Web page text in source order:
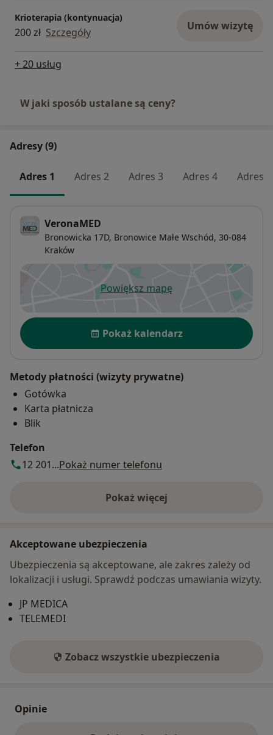
Krioterapia (kontynuacja)
200 zł Szczegóły Umów wizytę
+ 20 usług
W jaki sposób ustalane są ceny?
Adresy (9)
Adres 1 Adres 2 Adres 3 Adres 4 Adres 5
VeronaMED
Bronowicka 17D, Bronowice Małe Wschód, 30-084
Kraków
Powiększ mapęotwiera się w nowej karcie
Dostępność
Pokaż kalendarz
Metody płatności (wizyty prywatne)
Gotówka
Karta płatnicza
Blik
Telefon
12 201...Pokaż numer telefonu
Pokaż więcej
o adresie
Akceptowane ubezpieczenia
Ubezpieczenia są akceptowane, ale zakres zależy od
lokalizacji i usługi. Sprawdź podczas umawiania wizyty.
JP MEDICA
TELEMEDI
Zobacz wszystkie ubezpieczenia
Opinie